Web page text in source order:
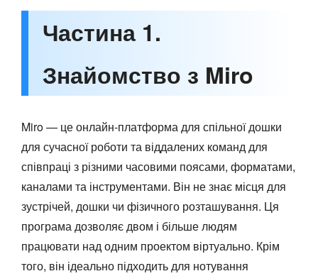
Частина 1.
Знайомство з Miro
Miro — це онлайн-платформа для спільної дошки
для сучасної роботи та віддалених команд для
співпраці з різними часовими поясами, форматами,
каналами та інструментами. Він не знає місця для
зустрічей, дошки чи фізичного розташування. Ця
програма дозволяє двом і більше людям
працювати над одним проектом віртуально. Крім
того, він ідеально підходить для нотування